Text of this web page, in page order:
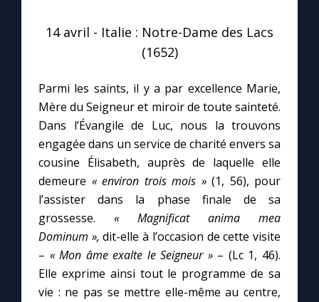
Le magazine
Questions-réponses
Prier au quotidien
Avec Thérèse de Lisieux
L'Évangile chaque jour
Les premiers samedis du mois
14 avril - Italie : Notre-Dame des Lacs
(1652)
Parmi les saints, il y a par excellence Marie,
Mère du Seigneur et miroir de toute sainteté.
Dans l’Évangile de Luc, nous la trouvons
engagée dans un service de charité envers sa
cousine Élisabeth, auprès de laquelle elle
demeure « environ trois mois »(1, 56), pour
l’assister dans la phase finale de sa
grossesse. « Magnificat anima mea
Dominum », dit-elle à l’occasion de cette visite
– « Mon âme exalte le Seigneur »– (Lc 1, 46).
Elle exprime ainsi tout le programme de sa
vie : ne pas se mettre elle-même au centre,